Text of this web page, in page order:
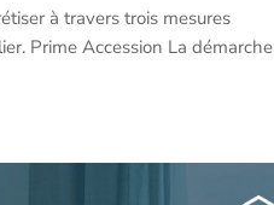
à travers trois mesures
Prime Accession La démarche